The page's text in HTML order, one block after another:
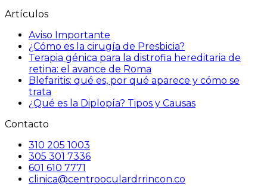
Artículos
Aviso Importante
¿Cómo es la cirugía de Presbicia?
Terapia génica para la distrofia hereditaria de
retina: el avance de Roma
Blefaritis: qué es, por qué aparece y cómo se
trata
¿Qué es la Diplopía? Tipos y Causas
Contacto
310 205 1003
305 301 7336
601 610 7771
clinica@centrooculardrrincon.co